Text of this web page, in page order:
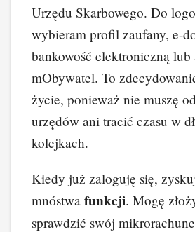
Urzędu Skarbowego. Do
wybieram profil zaufany, e-
bankowość elektroniczną
mObywatel. To
życie, ponieważ nie muszę
urzędów ani tracić czasu w
kolejkach.
Kiedy już zaloguję się,
mnóstwa funkcji. Mogę
sprawdzić swój